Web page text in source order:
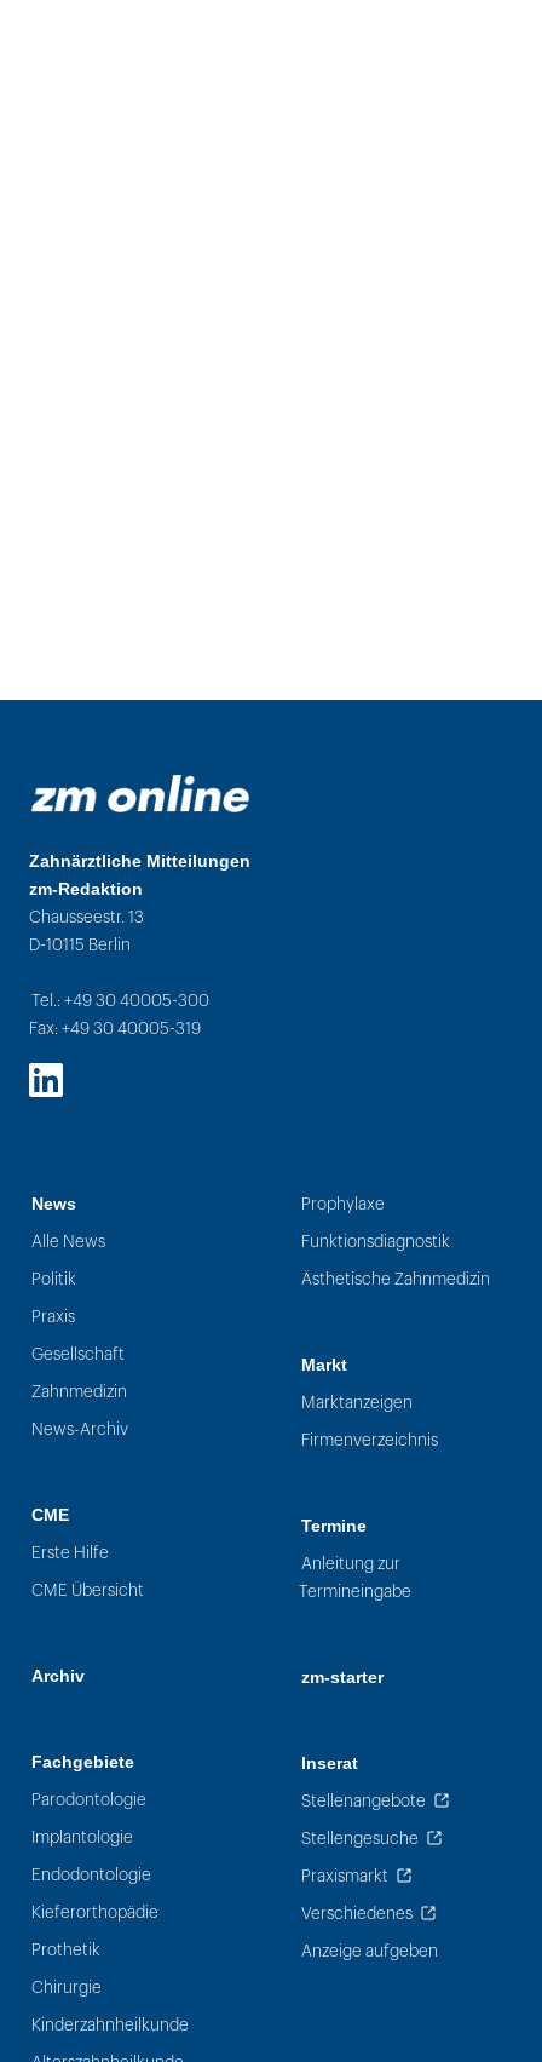
Zahnärztliche Mitteilungen
zm-Redaktion
Chausseestr. 13
D-10115 Berlin
Tel.: +49 30 40005-300
Fax: +49 30 40005-319
LinkedIn
News
Alle News
Politik
Praxis
Gesellschaft
Zahnmedizin
News-Archiv
CME
Erste Hilfe
CME Übersicht
Archiv
Fachgebiete
Parodontologie
Implantologie
Endodontologie
Kieferorthopädie
Prothetik
Chirurgie
Kinderzahnheilkunde
Prophylaxe
Funktionsdiagnostik
Ästhetische Zahnmedizin
Markt
Marktanzeigen
Firmenverzeichnis
Termine
Anleitung zur
Termineingabe
zm-starter
Inserat
Stellenangebote
Stellengesuche
Praxismarkt
Verschiedenes
Anzeige aufgeben